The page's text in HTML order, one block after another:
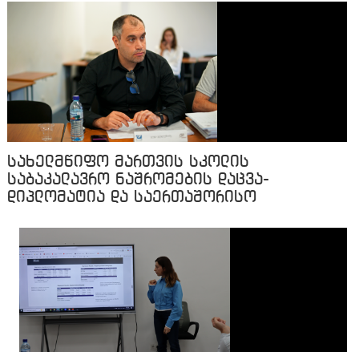
სახელმწიფო მართვის სკოლის
საბაკალავრო ნაშრომების დაცვა-
დიპლომატია და საერთაშორისო